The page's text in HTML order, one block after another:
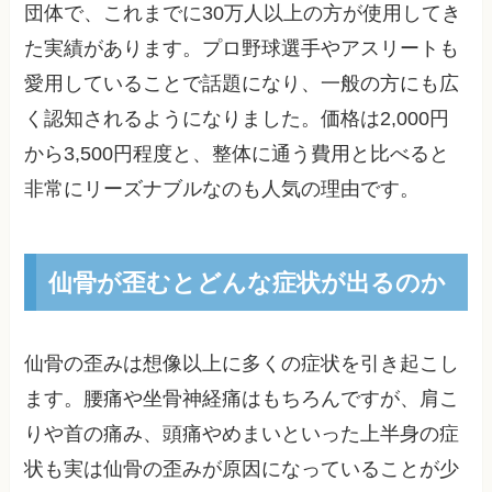
団体で、これまでに30万人以上の方が使用してき
た実績があります。プロ野球選手やアスリートも
愛用していることで話題になり、一般の方にも広
く認知されるようになりました。価格は2,000円
から3,500円程度と、整体に通う費用と比べると
非常にリーズナブルなのも人気の理由です。
仙骨が歪むとどんな症状が出るのか
仙骨の歪みは想像以上に多くの症状を引き起こし
ます。腰痛や坐骨神経痛はもちろんですが、肩こ
りや首の痛み、頭痛やめまいといった上半身の症
状も実は仙骨の歪みが原因になっていることが少